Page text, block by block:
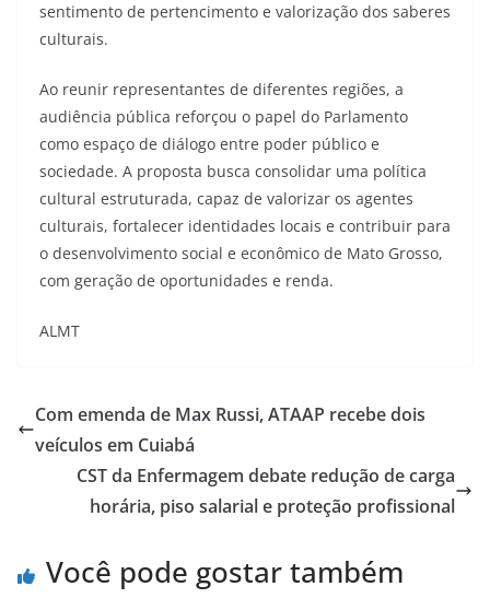
sentimento de pertencimento e valorização dos saberes
culturais.
Ao reunir representantes de diferentes regiões, a
audiência pública reforçou o papel do Parlamento
como espaço de diálogo entre poder público e
sociedade. A proposta busca consolidar uma política
cultural estruturada, capaz de valorizar os agentes
culturais, fortalecer identidades locais e contribuir para
o desenvolvimento social e econômico de Mato Grosso,
com geração de oportunidades e renda.
ALMT
Com emenda de Max Russi, ATAAP recebe dois
veículos em Cuiabá
CST da Enfermagem debate redução de carga
horária, piso salarial e proteção profissional
Você pode gostar também